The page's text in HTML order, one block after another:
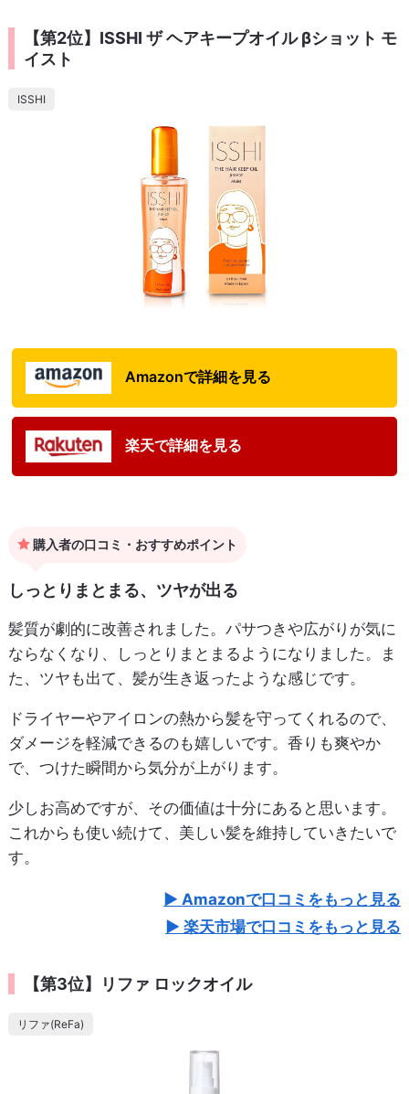
【第2位】ISSHI ザ ヘアキープオイル βショット モ
イスト
ISSHI
Amazonで詳細を見る
楽天で詳細を見る
購入者の口コミ・おすすめポイント
しっとりまとまる、ツヤが出る
髪質が劇的に改善されました。パサつきや広がりが気に
ならなくなり、しっとりまとまるようになりました。ま
た、ツヤも出て、髪が生き返ったような感じです。
ドライヤーやアイロンの熱から髪を守ってくれるので、
ダメージを軽減できるのも嬉しいです。香りも爽やか
で、つけた瞬間から気分が上がります。
少しお高めですが、その価値は十分にあると思います。
これからも使い続けて、美しい髪を維持していきたいで
す。
Amazonで口コミをもっと見る
楽天市場で口コミをもっと見る
【第3位】リファ ロックオイル
リファ(ReFa)